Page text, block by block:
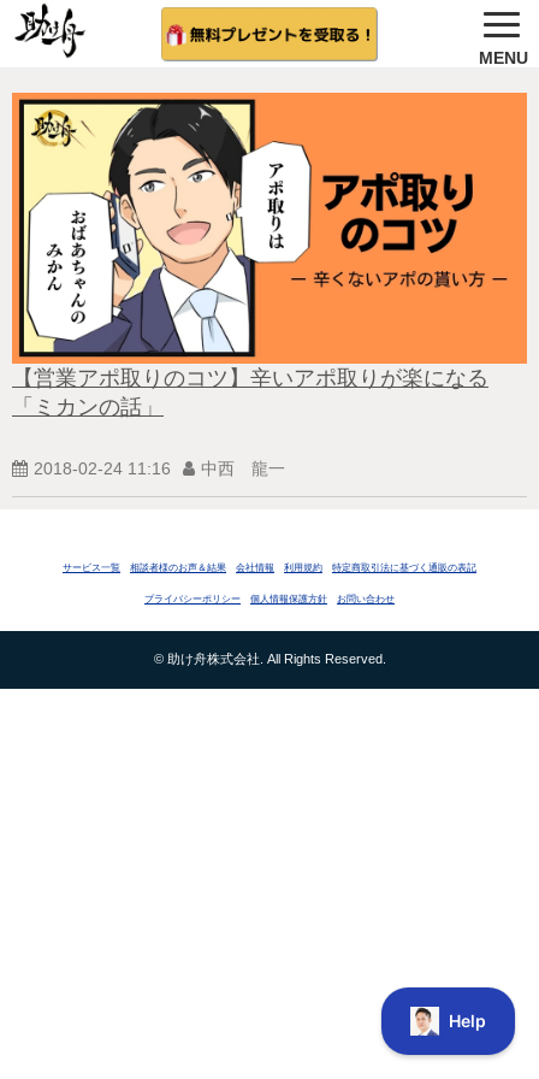
ノウハウ公開
選ばれる理由＆会社概要
無料プレゼント
サービス紹介
法人向け 無料案内を希望する
相談者さんの結果
【営業アポ取りのコツ】辛いアポ取りが楽になる
「ミカンの話」
2018-02-24 11:16 中西 龍一
サービス一覧 相談者様のお声＆結果 会社情報 利用規約 特定商取引法に基づく通販の表記
プライバシーポリシー 個人情報保護方針 お問い合わせ
© 助け舟株式会社. All Rights Reserved.